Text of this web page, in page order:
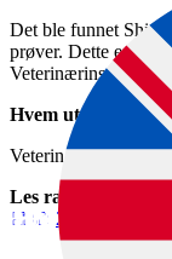
Det ble funnet
prøver. Dette er et
Veterinærinstituttets
Hvem utførte
Veterinærinstituttet.
Les rapporten